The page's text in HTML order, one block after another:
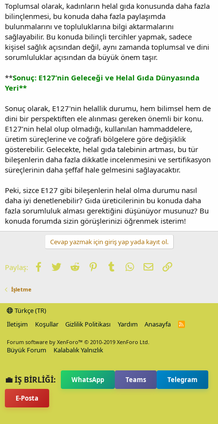
Toplumsal olarak, kadınların helal gıda konusunda daha fazla
bilinçlenmesi, bu konuda daha fazla paylaşımda
bulunmalarını ve topluluklarına bilgi aktarmalarını
sağlayabilir. Bu konuda bilinçli tercihler yapmak, sadece
kişisel sağlık açısından değil, aynı zamanda toplumsal ve dini
sorumluluklar açısından da büyük önem taşır.
**Sonuç: E127’nin Geleceği ve Helal Gıda Dünyasında
Yeri**
Sonuç olarak, E127'nin helallik durumu, hem bilimsel hem de
dini bir perspektiften ele alınması gereken önemli bir konu.
E127’nin helal olup olmadığı, kullanılan hammaddelere,
üretim süreçlerine ve coğrafi bölgelere göre değişiklik
gösterebilir. Gelecekte, helal gıda talebinin artması, bu tür
bileşenlerin daha fazla dikkatle incelenmesini ve sertifikasyon
süreçlerinin daha şeffaf hale gelmesini sağlayacaktır.
Peki, sizce E127 gibi bileşenlerin helal olma durumu nasıl
daha iyi denetlenebilir? Gıda üreticilerinin bu konuda daha
fazla sorumluluk alması gerektiğini düşünüyor musunuz? Bu
konuda forumda sizin görüşlerinizi öğrenmek isterim!
Cevap yazmak için giriş yap yada kayıt ol.
Paylaş: Facebook
TwitterReddit PinterestTumblrWhatsApp
E-postaLink
İşletme
Türkçe (TR)
İletişim
Koşullar Gizlilik Politikası Yardım Anasayfa
R
Forum software by XenForo™ © 2010-2019 XenForo Ltd.
Büyük Forum Kalabalık Yalnızlık
💼 İŞ BİRLİĞİ: WhatsApp Teams Telegram
E-Posta